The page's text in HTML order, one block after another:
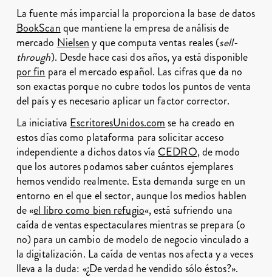
La fuente más imparcial la proporciona la base de datos
BookScanque mantiene la empresa de análisis de
mercado Nielseny que computa ventas reales (sell-
through). Desde hace casi dos años, ya está disponible
por fin para el mercado español. Las cifras que da no
son exactas porque no cubre todos los puntos de venta
del país y es necesario aplicar un factor corrector.
La iniciativa EscritoresUnidos.comse ha creado en
estos días como plataforma para solicitar acceso
independiente a dichos datos vía CEDRO, de modo
que los autores podamos saber cuántos ejemplares
hemos vendido realmente. Esta demanda surge en un
entorno en el que el sector, aunque los medios hablen
de «el libro como bien refugio«, está sufriendo una
caída de ventas espectaculares mientras se prepara (o
no) para un cambio de modelo de negocio vinculado a
la digitalización. La caída de ventas nos afecta y a veces
lleva a la duda: «¿De verdad he vendido sólo éstos?».